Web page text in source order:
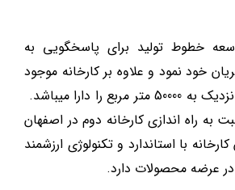
خطوط تولید برای پاسخگویی به
خود نمود و علاوه بر کارخانه موجود
در تهران که فضایی نزدیک به 50000 متر مربع را دارا میباشد.
به راه اندازی کارخانه دوم در اصفهان
با استاندارد و تکنولوژی ارزشمند
عرضه محصولات دارد.